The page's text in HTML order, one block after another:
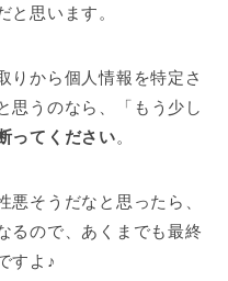
と思います。
りから個人情報を特定さ
思うのなら、「もう少し
ってください。
そうだなと思ったら、
るので、あくまでも最終
すよ♪